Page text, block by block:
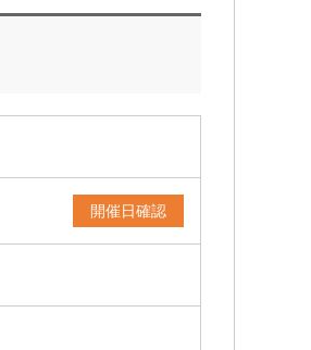
開催日確認